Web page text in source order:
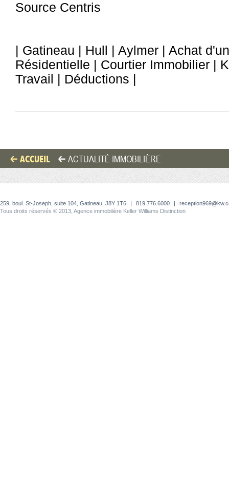
Source Centris
| Gatineau | Hull | Aylmer | Achat
Résidentielle | Courtier Immobilier |
Travail | Déductions |
ACCUEIL ACTUALITÉ IMMOBILIÈRE
259, boul. St-Joseph, suite 104, Gatineau, J8Y 1T6 | 819.776.6000 |
Tous droits réservés © 2013, Agence immobilière Keller Williams Distinction